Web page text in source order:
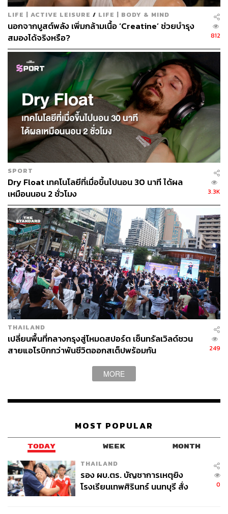
ABOUT THE AUTHOR
ภูริตา บุญล้อม
Beauty Editor | THE STANDARD LIFE
LIFE | ACTIVE LEISURE / LIFE | BODY & MIND
นอกจากบูสต์พลัง เพิ่มกล้ามเนื้อ ‘Creatine’ ช่วยบำรุง
สมองได้จริงหรือ?
812
SPORT
Dry Float เทคโนโลยีที่เมื่อขึ้นไปนอน 30 นาที ได้ผล
เหมือนนอน 2 ชั่วโมง
3.3K
THAILAND
เปลี่ยนพื้นที่กลางกรุงสู่โหมดสปอร์ต เซ็นทรัลเวิลด์ชวน
สายแอโรบิกกว่าพันชีวิตออกสเต็ปพร้อมกัน
249
MORE
MOST POPULAR
TODAY WEEK MONTH
THAILAND
รอง ผบ.ตร. บัญชาการเหตุยิง
โรงเรียนเทพศิรินทร์ นนทบุรี สั่ง
0